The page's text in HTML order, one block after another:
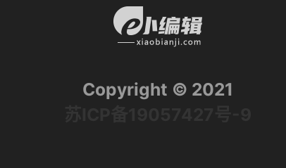
Copyright © 2021